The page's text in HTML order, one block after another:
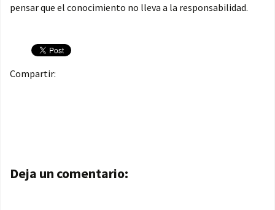
pensar que el conocimiento no lleva a la responsabilidad.
Compartir:
Navegación de entradas
Deja un comentario: